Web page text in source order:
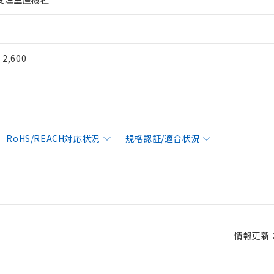
2,600
RoHS/REACH対応状況 規格認証/適合状況
情報更